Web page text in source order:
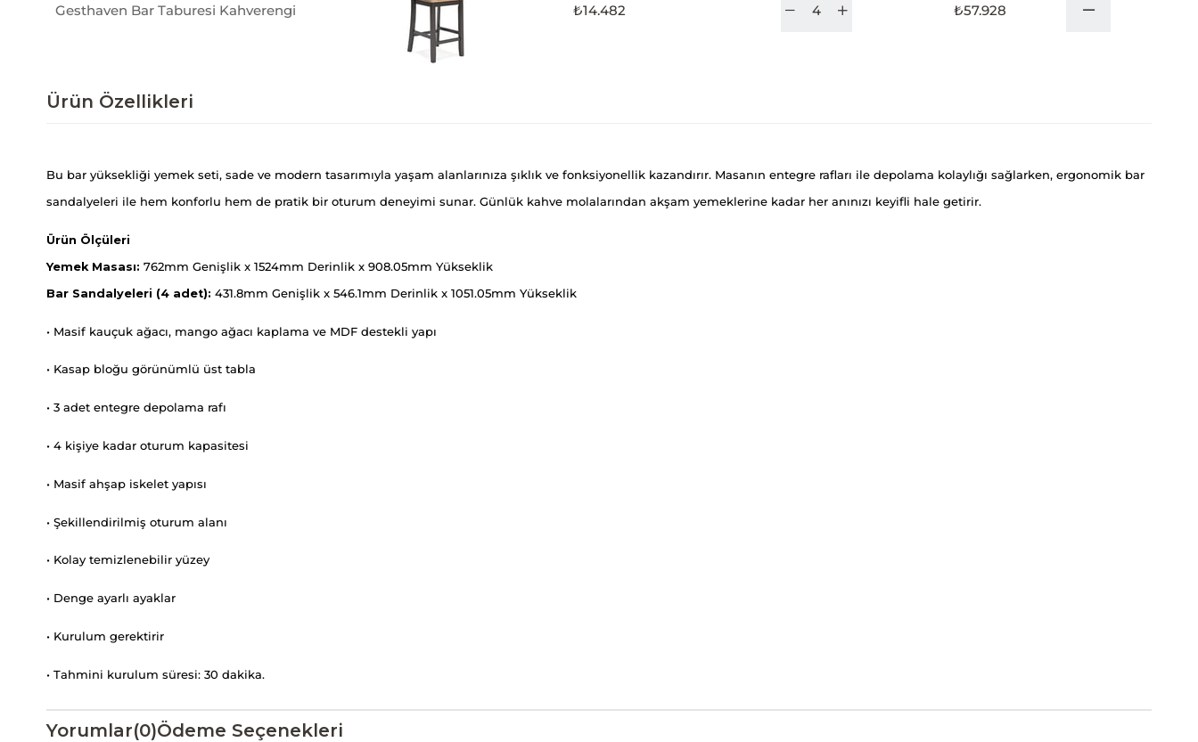
Gesthaven Bar Taburesi Kahverengi ₺14.482 ₺57.928
Ürün Özellikleri
Bu bar yüksekliği yemek seti, sade ve modern tasarımıyla yaşam alanlarınıza şıklık ve fonksiyonellik kazandırır. Masanın entegre rafları ile depolama kolaylığı sağlarken, ergonomik bar
sandalyeleri ile hem konforlu hem de pratik bir oturum deneyimi sunar. Günlük kahve molalarından akşam yemeklerine kadar her anınızı keyifli hale getirir.
Ürün Ölçüleri
Yemek Masası: 762mm Genişlik x 1524mm Derinlik x 908.05mm Yükseklik
Bar Sandalyeleri (4 adet): 431.8mm Genişlik x 546.1mm Derinlik x 1051.05mm Yükseklik
• Masif kauçuk ağacı, mango ağacı kaplama ve MDF destekli yapı
• Kasap bloğu görünümlü üst tabla
• 3 adet entegre depolama rafı
• 4 kişiye kadar oturum kapasitesi
• Masif ahşap iskelet yapısı
• Şekillendirilmiş oturum alanı
• Kolay temizlenebilir yüzey
• Denge ayarlı ayaklar
• Kurulum gerektirir
• Tahmini kurulum süresi: 30 dakika.
Yorumlar(0)Ödeme Seçenekleri